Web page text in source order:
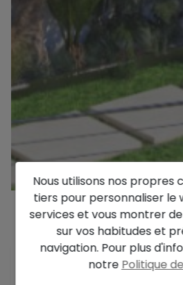
Description
Située dans la
Nous utilisons nos propres
tiers pour personnaliser le
services et vous montrer
sur vos habitudes et
navigation. Pour plus
notre Politique